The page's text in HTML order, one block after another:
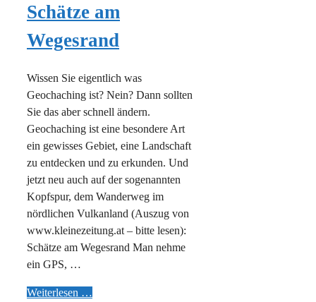
Schätze am
Wegesrand
Wissen Sie eigentlich was
Geochaching ist? Nein? Dann sollten
Sie das aber schnell ändern.
Geochaching ist eine besondere Art
ein gewisses Gebiet, eine Landschaft
zu entdecken und zu erkunden. Und
jetzt neu auch auf der sogenannten
Kopfspur, dem Wanderweg im
nördlichen Vulkanland (Auszug von
www.kleinezeitung.at – bitte lesen):
Schätze am Wegesrand Man nehme
ein GPS, …
Weiterlesen …